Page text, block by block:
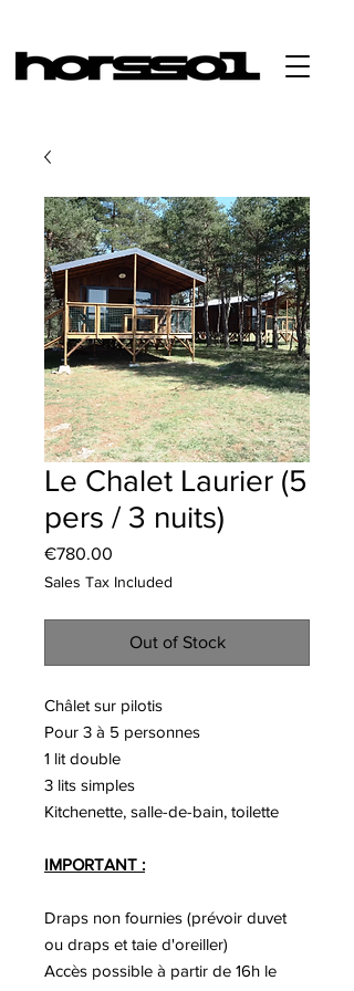
Le Chalet Laurier (5
pers / 3 nuits)
€780.00
Sales Tax Included
Out of Stock
Châlet sur pilotis
Pour 3 à 5 personnes
1 lit double
3 lits simples
Kitchenette, salle-de-bain, toilette
IMPORTANT :
Draps non fournies (prévoir duvet
ou draps et taie d'oreiller)
Accès possible à partir de 16h le